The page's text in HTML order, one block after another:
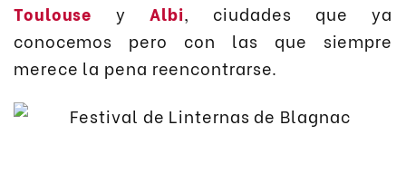
Toulouse yAlbi, ciudades que ya
conocemos pero con las que siempre
merece la pena reencontrarse.